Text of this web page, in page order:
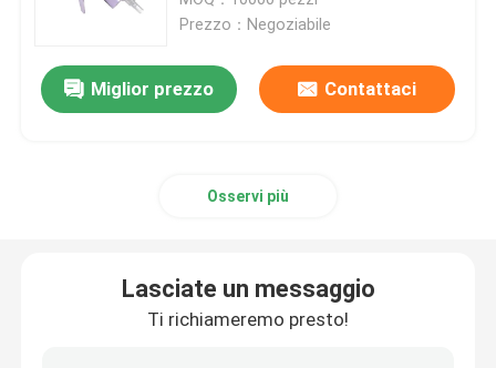
Erogatore cosmetico della pompa
Prezzo：Negoziabile
Miglior prezzo Contattaci
Osservi più
Lasciate un messaggio
Ti richiameremo presto!